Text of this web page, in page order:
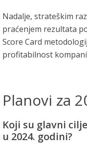
Nadalje, strateškim
praćenjem rezultata
Score Card
profitabilnost
Planovi za
Koji su glavni
u 2024. godini?